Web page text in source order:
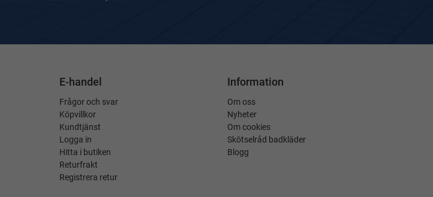
E-handel
Frågor och svar
Köpvillkor
Kundtjänst
Logga in
Hitta i butiken
Returfrakt
Registrera retur
Information
Om oss
Nyheter
Om cookies
Skötselråd badkläder
Blogg